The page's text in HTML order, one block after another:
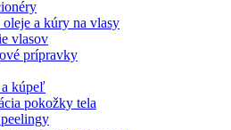
a kúry na vlasy
vlasov
prípravky
a kúpeľ
pokožky tela